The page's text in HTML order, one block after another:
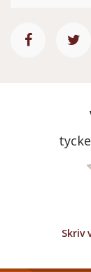
Skriv